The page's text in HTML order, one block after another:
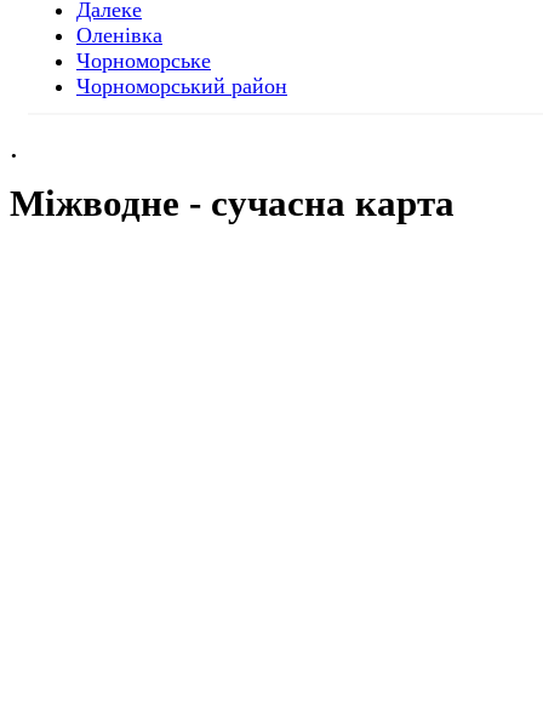
Далеке
Оленівка
Чорноморське
Чорноморський район
.
Міжводне - cучасна карта